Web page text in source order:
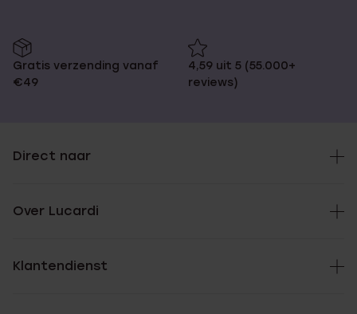
Gratis verzending vanaf
€49
4,59 uit 5 (55.000+
reviews)
Direct naar
Over Lucardi
Klantendienst